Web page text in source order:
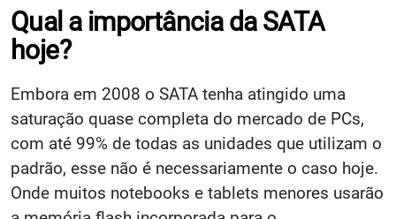
Qual a importância da SATA
hoje?
Embora em 2008 o SATA tenha atingido uma
saturação quase completa do mercado de PCs,
com até 99% de todas as unidades que utilizam o
padrão, esse não é necessariamente o caso hoje.
Onde muitos notebooks e tablets menores usarão